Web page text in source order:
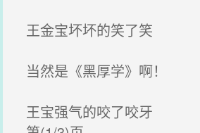
王金宝坏坏的笑了笑
当然是《黑厚学》啊！
王宝强气的咬了咬牙